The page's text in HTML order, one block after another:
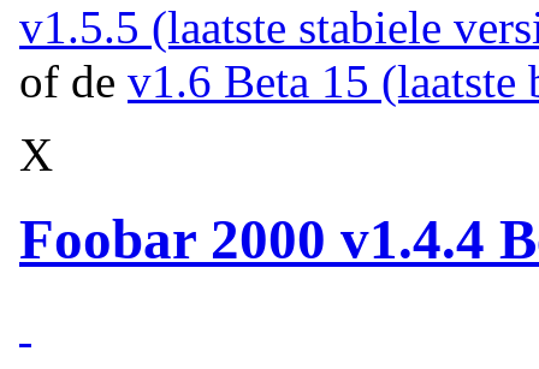
v1.5.5 (laatste stabiele
of de v1.6 Beta 15 (laatste
X
Foobar 2000 v1.4.4